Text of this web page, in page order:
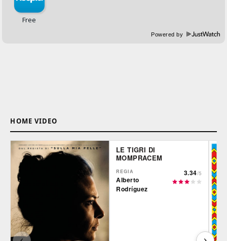
Powered by
HOME VIDEO
LE TIGRI DI
MOMPRACEM
REGIA
Alberto
Rodríguez
3.34/5